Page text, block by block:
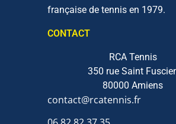
française de tennis en 1979.
CONTACT
RCA Tennis
350 rue Saint
80000 Amiens
contact@rcatennis.fr